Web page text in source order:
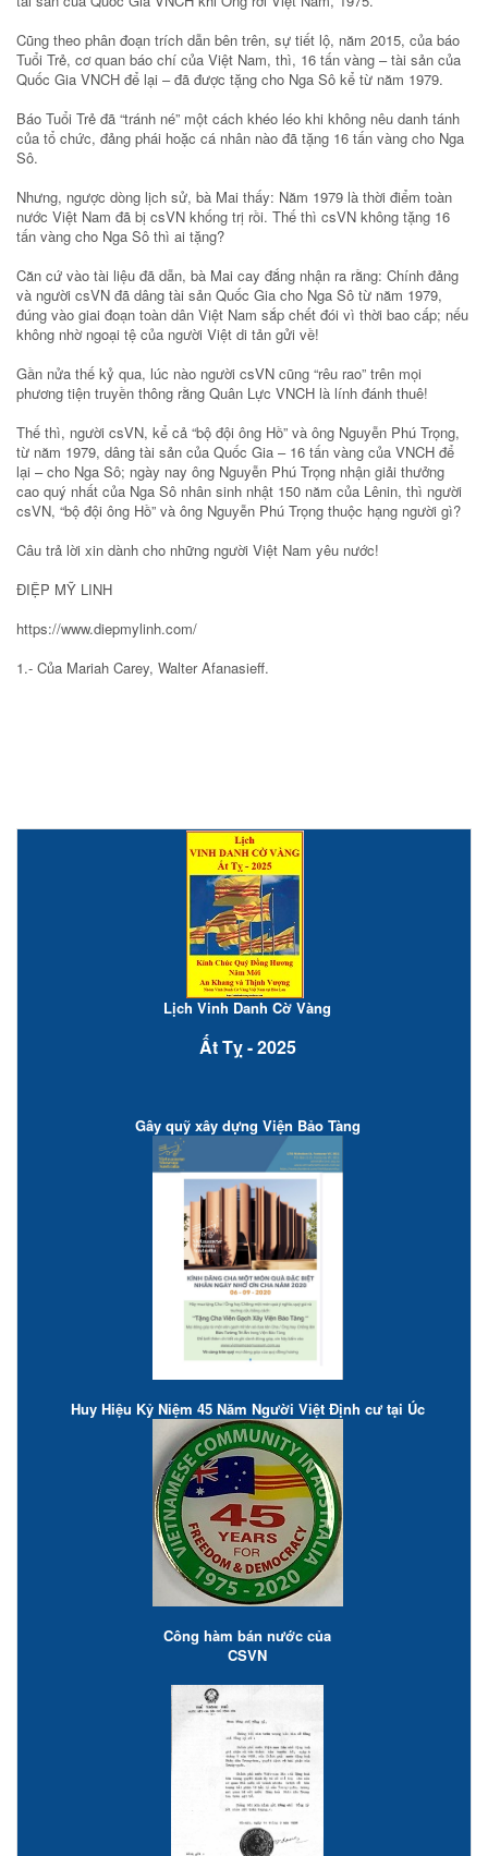
Cũng theo phân đoạn trích dẫn bên trên, sự tiết lộ, năm 2015, của báo
Tuổi Trẻ, cơ quan báo chí của Việt Nam, thì, 16 tấn vàng – tài sản của
Quốc Gia VNCH để lại – đã được tặng cho Nga Sô kể từ năm 1979.
Báo Tuổi Trẻ đã “tránh né” một cách khéo léo khi không nêu danh tánh
của tổ chức, đảng phái hoặc cá nhân nào đã tặng 16 tấn vàng cho Nga
Sô.
Nhưng, ngược dòng lịch sử, bà Mai thấy: Năm 1979 là thời điểm toàn
nước Việt Nam đã bị csVN khống trị rồi. Thế thì csVN không tặng 16
tấn vàng cho Nga Sô thì ai tặng?
Căn cứ vào tài liệu đã dẫn, bà Mai cay đắng nhận ra rằng: Chính đảng
và người csVN đã dâng tài sản Quốc Gia cho Nga Sô từ năm 1979,
đúng vào giai đoạn toàn dân Việt Nam sắp chết đói vì thời bao cấp; nếu
không nhờ ngoại tệ của người Việt di tản gửi về!
Gần nửa thế kỷ qua, lúc nào người csVN cũng “rêu rao” trên mọi
phương tiện truyền thông rằng Quân Lực VNCH là lính đánh thuê!
Thế thì, người csVN, kể cả “bộ đội ông Hồ” và ông Nguyễn Phú Trọng,
từ năm 1979, dâng tài sản của Quốc Gia – 16 tấn vàng của VNCH để
lại – cho Nga Sô; ngày nay ông Nguyễn Phú Trọng nhận giải thưởng
cao quý nhất của Nga Sô nhân sinh nhật 150 năm của Lênin, thì người
csVN, “bộ đội ông Hồ” và ông Nguyễn Phú Trọng thuộc hạng người gì?
Câu trả lời xin dành cho những người Việt Nam yêu nước!
ĐIỆP MỸ LINH
https://www.diepmylinh.com/
1.- Của Mariah Carey, Walter Afanasieff.
Lịch Vinh Danh Cờ Vàng
Ất Tỵ - 2025
Gây quỹ xây dựng Viện Bảo Tàng
Huy Hiệu Kỷ Niệm 45 Năm Người Việt Định cư tại Úc
Công hàm bán nước của
CSVN